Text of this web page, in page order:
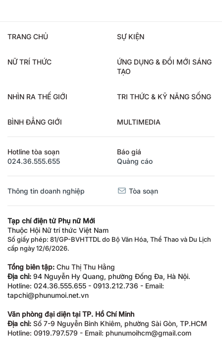
TRANG CHỦ SỰ KIỆN
NỮ TRÍ THỨC
ỨNG DỤNG & ĐỔI MỚI SÁNG
TẠO
NHÌN RA THẾ GIỚI TRI THỨC & KỸ NĂNG SỐNG
BÌNH ĐẲNG GIỚI MULTIMEDIA
Hotline tòa soạn
024.36.555.655
Báo giá
Quảng cáo
Thông tin doanh nghiệp Tòa soạn
Tạp chí điện tử Phụ nữ Mới
Thuộc Hội Nữ trí thức Việt Nam
Số giấy phép: 81/GP-BVHTTDL do Bộ Văn Hóa, Thể Thao và Du Lịch
cấp ngày 12/6/2026.
Tổng biên tập: Chu Thị Thu Hằng
Địa chỉ: 94 Nguyễn Hy Quang, phường Đống Đa, Hà Nội.
Hotline: 024.36.555.655 - 0913.212.736 - Email:
tapchi@phunumoi.net.vn
Văn phòng đại diện tại TP. Hồ Chí Minh
Địa chỉ: Số 7-9 Nguyễn Bỉnh Khiêm, phường Sài Gòn, TP.HCM
Hotline: 0919.797.579 - Email: phunumoihcm@gmail.com